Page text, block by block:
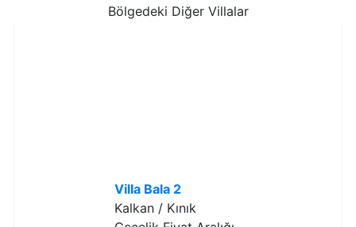
Bölgedeki Diğer Villalar
Villa Bala 2
Kalkan / Kınık